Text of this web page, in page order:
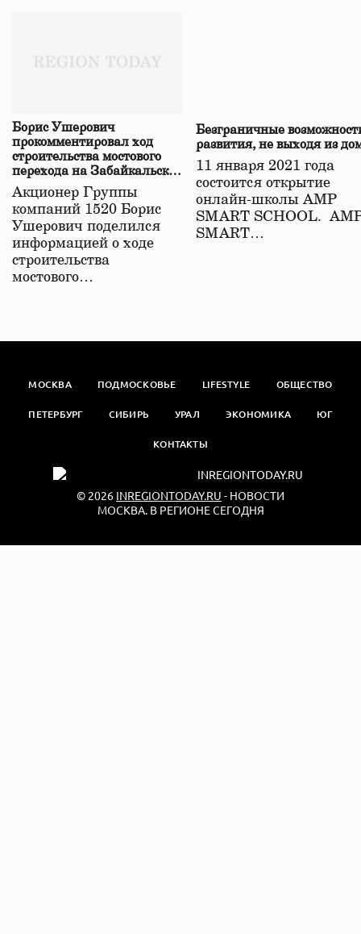
Борис Ушерович
прокомментировал ход
строительства мостового
перехода на Забайкальской
железной дороге
Акционер Группы
компаний 1520 Борис
Ушерович поделился
информацией о ходе
строительства
мостового…
Безграничные
развития, не выходя из
11 января 2021 года
состоится открытие
онлайн-школы АМР
SMART SCHOOL.
SMART…
МОСКВА ПОДМОСКОВЬЕ LIFESTYLE ОБЩЕСТВО
ПЕТЕРБУРГ СИБИРЬ УРАЛ ЭКОНОМИКА ЮГ
КОНТАКТЫ
© 2026 INREGIONTODAY.RU - НОВОСТИ
МОСКВА. В РЕГИОНЕ СЕГОДНЯ